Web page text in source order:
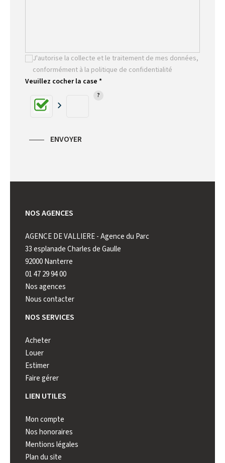
J'autorise la collecte et le traitement de mes données,
conformément à la politique de confidentialité
Veuillez cocher la case *
ENVOYER
NOS AGENCES
AGENCE DE VALLIERE - Agence du Parc
33 esplanade Charles de Gaulle
92000 Nanterre
01 47 29 94 00
Nos agences
Nous contacter
NOS SERVICES
Acheter
Louer
Estimer
Faire gérer
LIEN UTILES
Mon compte
Nos honoraires
Mentions légales
Plan du site